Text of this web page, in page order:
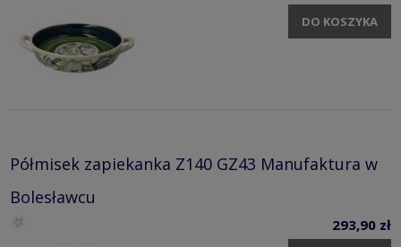
DO KOSZYKA
Półmisek zapiekanka Z140 GZ43 Manufaktura w
Bolesławcu
293,90 zł